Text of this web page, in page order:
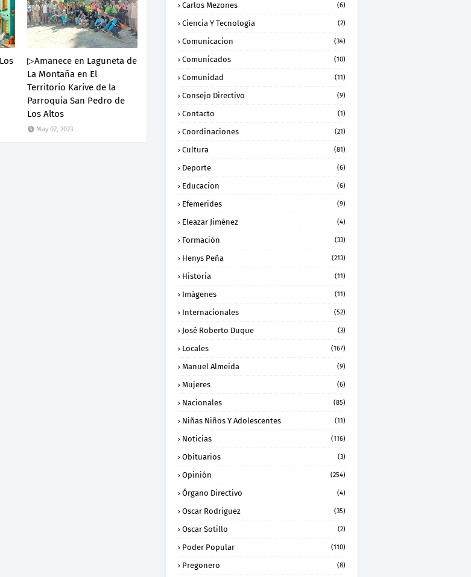
▷Amanece en Laguneta de
La Montaña en El
Territorio Karive de la
Parroquia San Pedro de
Los Altos
May 02, 2023
Carlos Mezones (6)
Ciencia Y Tecnología (2)
Comunicacion (34)
Comunicados (10)
Comunidad (11)
Consejo Directivo (9)
Contacto (1)
Coordinaciones (21)
Cultura (81)
Deporte (6)
Educacion (6)
Efemerides (9)
Eleazar Jiménez (4)
Formación (33)
Henys Peña (213)
Historia (11)
Imágenes (11)
Internacionales (52)
José Roberto Duque (3)
Locales (167)
Manuel Almeida (9)
Mujeres (6)
Nacionales (85)
Niñas Niños Y Adolescentes (11)
Noticias (116)
Obituarios (3)
Opinión (254)
Órgano Directivo (4)
Oscar Rodriguez (35)
Oscar Sotillo (2)
Poder Popular (110)
Pregonero (8)